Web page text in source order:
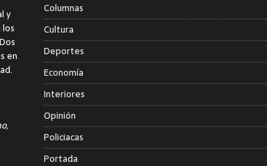
y
en
Columnas
Cultura
Deportes
Economía
Interiores
Opinión
Policiacas
Portada